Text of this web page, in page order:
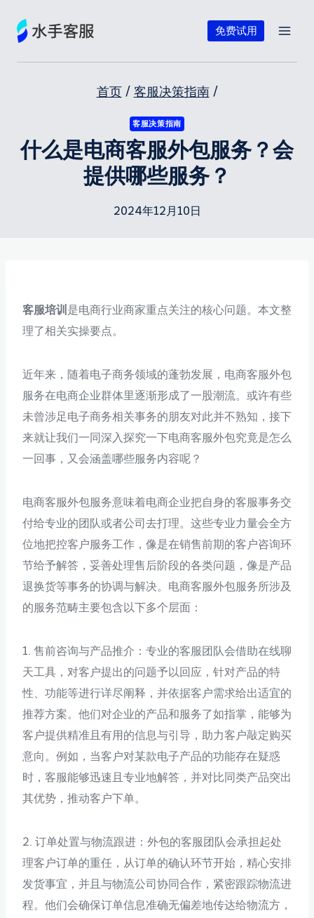
免费试用
首页 / 客服决策指南 /
客服决策指南
什么是电商客服外包服务？会
提供哪些服务？
2024年12月10日
客服培训 是电商行业商家重点关注的核心问题。本文整
理了相关实操要点。
近年来，随着电子商务领域的蓬勃发展，电商客服外包
服务在电商企业群体里逐渐形成了一股潮流。或许有些
未曾涉足电子商务相关事务的朋友对此并不熟知，接下
来就让我们一同深入探究一下电商客服外包究竟是怎么
一回事，又会涵盖哪些服务内容呢？
电商客服外包服务意味着电商企业把自身的客服事务交
付给专业的团队或者公司去打理。这些专业力量会全方
位地把控客户服务工作，像是在销售前期的客户咨询环
节给予解答，妥善处理售后阶段的各类问题，像是产品
退换货等事务的协调与解决。电商客服外包服务所涉及
的服务范畴主要包含以下多个层面：
1. 售前咨询与产品推介：专业的客服团队会借助在线聊
天工具，对客户提出的问题予以回应，针对产品的特
性、功能等进行详尽阐释，并依据客户需求给出适宜的
推荐方案。他们对企业的产品和服务了如指掌，能够为
客户提供精准且有用的信息与引导，助力客户敲定购买
意向。例如，当客户对某款电子产品的功能存在疑惑
时，客服能够迅速且专业地解答，并对比同类产品突出
其优势，推动客户下单。
2. 订单处置与物流跟进：外包的客服团队会承担起处
理客户订单的重任，从订单的确认环节开始，精心安排
发货事宜，并且与物流公司协同合作，紧密跟踪物流进
程。他们会确保订单信息准确无偏差地传达给物流方，